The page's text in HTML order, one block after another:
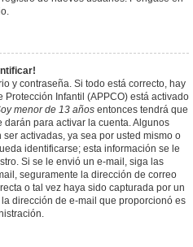
y contraseña. Si todo está correcto, hay
Infantil (APPCO) está activado
menor de 13 años entonces tendrá que
para activar la cuenta. Algunos
activadas, ya sea por usted mismo o
identificarse; esta información se le
Si se le envió un e-mail, siga las
seguramente la dirección de correo
o tal vez haya sido capturada por un
dirección de e-mail que proporcionó es